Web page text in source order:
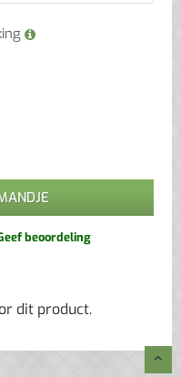
beoordeling
dit product.